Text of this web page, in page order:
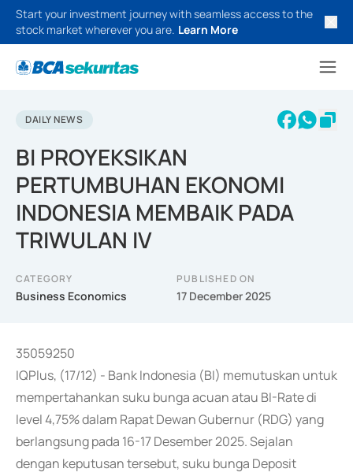
Start your investment journey with seamless access to the
stock market wherever you are. Learn More
DAILY NEWS
BI PROYEKSIKAN
PERTUMBUHAN EKONOMI
INDONESIA MEMBAIK PADA
TRIWULAN IV
CATEGORY
Business Economics
PUBLISHED ON
17 December 2025
35059250
IQPlus, (17/12) - Bank Indonesia (BI) memutuskan untuk
mempertahankan suku bunga acuan atau BI-Rate di
level 4,75% dalam Rapat Dewan Gubernur (RDG) yang
berlangsung pada 16-17 Desember 2025. Sejalan
dengan keputusan tersebut, suku bunga Deposit